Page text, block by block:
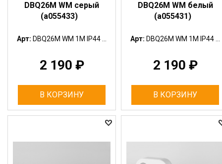
DBQ26M WM серый
(a055433)
Арт: DBQ26M WM 1M IP44 ...
2 190 ₽
В КОРЗИНУ
DBQ26M WM белый
(a055431)
Арт: DBQ26M WM 1M IP44 ...
2 190 ₽
В КОРЗИНУ